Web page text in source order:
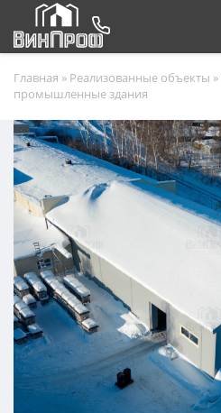
Главная » Реализованные объекты »
промышленные здания